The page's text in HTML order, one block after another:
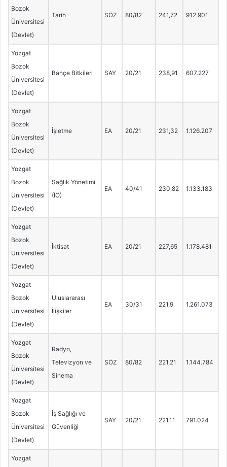
Bozok
Üniversitesi
(Devlet)
Tarih SÖZ 80/82 241,72 912.901
Yozgat
Bozok
Üniversitesi
(Devlet)
Bahçe Bitkileri SAY 20/21 238,91 607.227
Yozgat
Bozok
Üniversitesi
(Devlet)
İşletme EA 20/21 231,32 1.126.207
Yozgat
Bozok
Üniversitesi
(Devlet)
Sağlık Yönetimi
(İÖ)
EA 40/41 230,82 1.133.183
Yozgat
Bozok
Üniversitesi
(Devlet)
İktisat EA 20/21 227,65 1.178.481
Yozgat
Bozok
Üniversitesi
(Devlet)
Uluslararası
İlişkiler
EA 30/31 221,9 1.261.073
Yozgat
Bozok
Üniversitesi
(Devlet)
Radyo,
Televizyon ve
Sinema
SÖZ 80/82 221,21 1.144.784
Yozgat
Bozok
Üniversitesi
(Devlet)
İş Sağlığı ve
Güvenliği
SAY 20/21 221,11 791.024
Yozgat